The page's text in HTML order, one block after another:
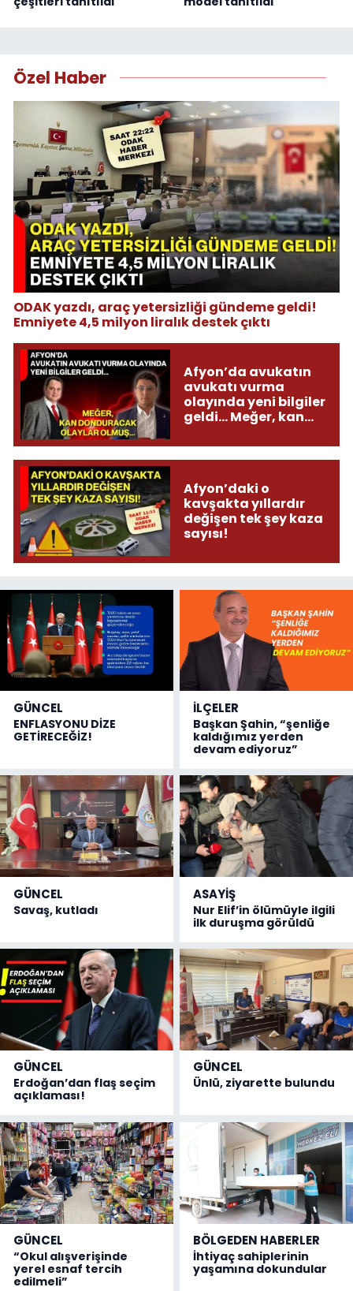
Özel Haber
ODAK yazdı, araç yetersizliği gündeme geldi!
Emniyete 4,5 milyon liralık destek çıktı
Afyon’da avukatın
avukatı vurma
olayında yeni bilgiler
geldi... Meğer, kan
olmuş...
Afyon’daki o
kavşakta yıllardır
değişen tek şey kaza
sayısı!
GÜNCEL
ENFLASYONU DİZE
GETİRECEĞİZ!
İLÇELER
Başkan Şahin, “şenliğe
kaldığımız yerden
devam ediyoruz”
GÜNCEL
Savaş, kutladı
ASAYİŞ
Nur Elif’in ölümüyle ilgili
ilk duruşma görüldü
GÜNCEL
Erdoğan’dan flaş seçim
açıklaması!
GÜNCEL
Ünlü, ziyarette bulundu
GÜNCEL
“Okul alışverişinde
yerel esnaf tercih
edilmeli”
BÖLGEDEN HABERLER
İhtiyaç sahiplerinin
yaşamına dokundular